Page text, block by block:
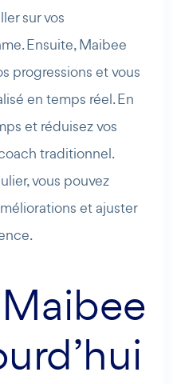
sur vos
Ensuite, Maibee
progressions et vous
en temps réel. En
et réduisez vos
traditionnel.
vous pouvez
et ajuster